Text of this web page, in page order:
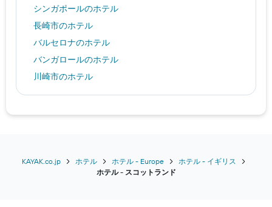
シンガポールのホテル
長崎市のホテル
バルセロナのホテル
バンガロールのホテル
川崎市のホテル
ホノルルのホテル
ポートランドのホテル
KAYAK.co.jp ホテル ホテル - Europe
ホテル - イギリス
​ホテル - スコットランド​